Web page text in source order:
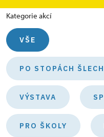
Kategorie akcí
VŠE
PO STOPÁCH
VÝSTAVA
PRO ŠKOLY